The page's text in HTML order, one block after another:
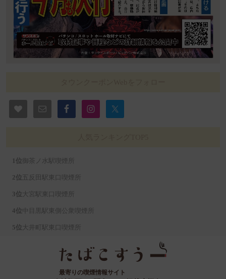
御茶ノ水駅喫煙所
五反田駅東口喫煙所
大宮駅東口喫煙所
中目黒駅東側公衆喫煙所
大井町駅東口喫煙所
最寄りの喫煙情報サイト